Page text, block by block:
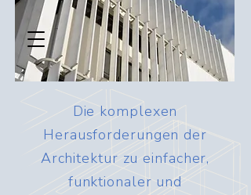
Die komplexen
Herausforderungen der
Architektur zu einfacher,
funktionaler und